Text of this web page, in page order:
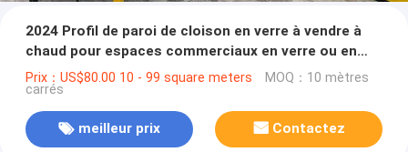
2024 Profil de paroi de cloison en verre à vendre à
chaud pour espaces commerciaux en verre ou en
solide sur mesure en option
Prix：US$80.00 10 - 99 square meters MOQ：10 mètres
carrés
meilleur prix Contactez